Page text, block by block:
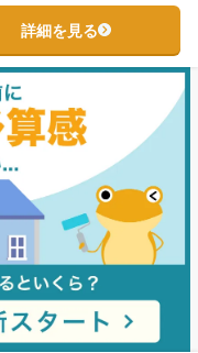
詳細を見る